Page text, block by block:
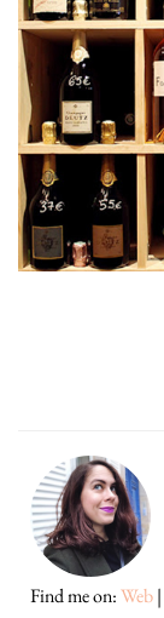
Find me on:Web|